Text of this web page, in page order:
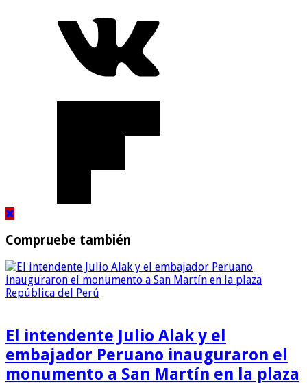
Compruebe también
El intendente Julio Alak y el
embajador Peruano inauguraron el
monumento a San Martín en la plaza